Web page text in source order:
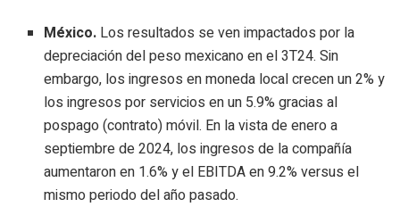
México. Los resultados se ven impactados por la
depreciación del peso mexicano en el 3T24. Sin
embargo, los ingresos en moneda local crecen un 2% y
los ingresos por servicios en un 5.9% gracias al
pospago (contrato) móvil. En la vista de enero a
septiembre de 2024, los ingresos de la compañía
aumentaron en 1.6% y el EBITDA en 9.2% versus el
mismo periodo del año pasado.